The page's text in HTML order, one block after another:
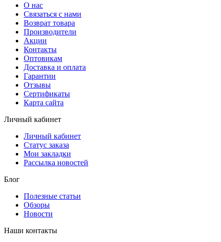
О нас
Связаться с нами
Возврат товара
Производители
Акции
Контакты
Оптовикам
Доставка и оплата
Гарантии
Отзывы
Сертификаты
Карта сайта
Личный кабинет
Личный кабинет
Статус заказа
Мои закладки
Рассылка новостей
Блог
Полезные статьи
Обзоры
Новости
Наши контакты